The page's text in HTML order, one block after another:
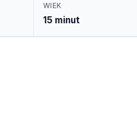
WIEK
15 minut